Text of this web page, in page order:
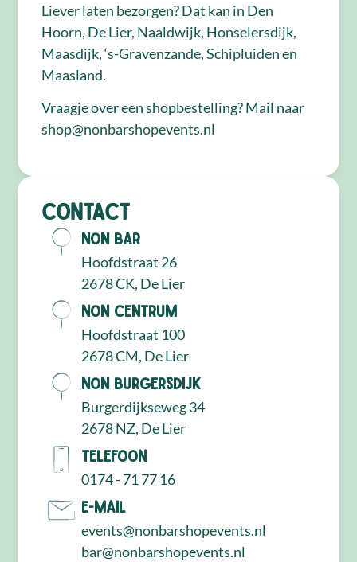
Liever laten bezorgen? Dat kan in Den
Hoorn, De Lier, Naaldwijk, Honselersdijk,
Maasdijk, ‘s-Gravenzande, Schipluiden en
Maasland.
Vraagje over een shopbestelling? Mail naar
shop@nonbarshopevents.nl
Contact
NON Bar
Hoofdstraat 26
2678 CK, De Lier
NON Centrum
Hoofdstraat 100
2678 CM, De Lier
NON Burgersdijk
Burgerdijkseweg 34
2678 NZ, De Lier
Telefoon
0174 - 71 77 16
E-mail
events@nonbarshopevents.nl
bar@nonbarshopevents.nl